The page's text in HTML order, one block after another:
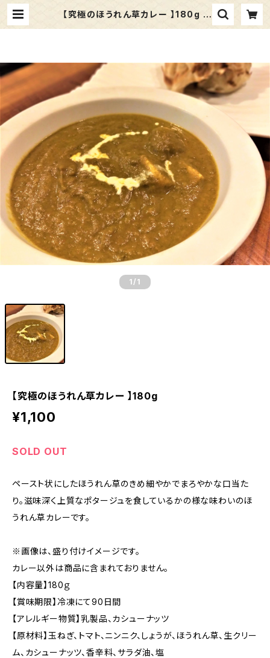
【究極のほうれん草カレー 】180g |
1 /1
【究極のほうれん草カレー 】180g
¥1,100
SOLD OUT
ペースト状にしたほうれん草のきめ細やかでまろやかな口当た
り。滋味深く上質なポタージュを食しているかの様な味わいのほ
うれん草カレーです。
※画像は、盛り付けイメージです。
カレー以外は商品に含まれておりません。
【内容量】180ｇ
【賞味期限】冷凍にて90日間
【アレルギー物質】乳製品、カシューナッツ
【原材料】玉ねぎ、トマト、ニンニク、しょうが、ほうれん草、生クリー
ム、カシューナッツ、香辛料、サラダ油、塩